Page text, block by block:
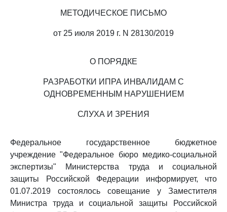
МЕТОДИЧЕСКОЕ ПИСЬМО
от 25 июля 2019 г. N 28130/2019
О ПОРЯДКЕ
РАЗРАБОТКИ ИПРА ИНВАЛИДАМ С
ОДНОВРЕМЕННЫМ НАРУШЕНИЕМ
СЛУХА И ЗРЕНИЯ
Федеральное государственное бюджетное
учреждение "Федеральное бюро медико-социальной
экспертизы" Министерства труда и социальной
защиты Российской Федерации информирует, что
01.07.2019 состоялось совещание у Заместителя
Министра труда и социальной защиты Российской